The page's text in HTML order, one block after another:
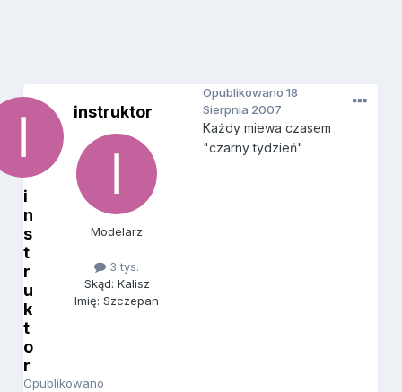
i
n
s
t
r
u
k
t
o
r
Opublikowano
instruktor
Modelarz
3 tys.
Skąd: Kalisz
Imię: Szczepan
Opublikowano18
Sierpnia 2007
Każdy miewa czasem
"czarny tydzień"